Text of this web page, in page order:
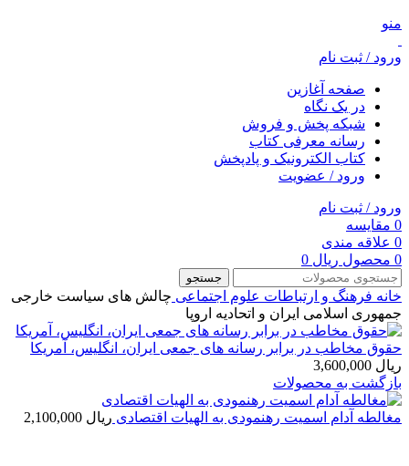
منو
ورود / ثبت نام
صفحه آغازین
در یک نگاه
شبکه پخش و فروش
رسانه معرفی کتاب
کتاب الکترونیک و پادپخش
ورود / عضویت
ورود / ثبت نام
0 مقایسه
0 علاقه مندی
0 محصول ریال
جستجو
خانه فرهنگ و ارتباطات علوم اجتماعی چالش های سیاست خارجی
جمهوری اسلامی ایران و اتحادیه اروپا
حقوق مخاطب در برابر رسانه های جمعی ایران، انگلیس، آمریکا
ریال
بازگشت به محصولات
مغالطه آدام اسمیت رهنمودی به الهیات اقتصادی ریال